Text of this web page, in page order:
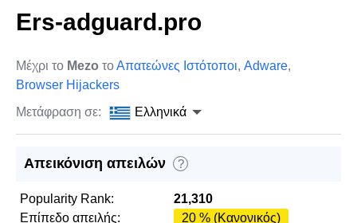
Ers-adguard.pro
Μέχρι το Mezo τοΑπατεώνες Ιστότοποι, Adware,
Browser Hijackers
Μετάφραση σε:
Ελληνικά
Απεικόνιση απειλών ?
Popularity Rank:
21,310
Επίπεδο απειλής:
20 % (Κανονικός)